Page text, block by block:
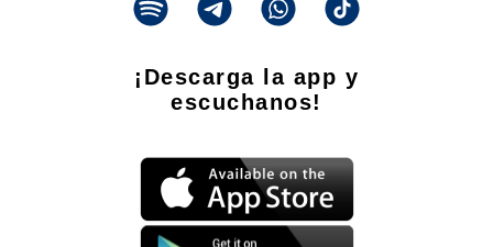
¡Descarga la app y
escuchanos!